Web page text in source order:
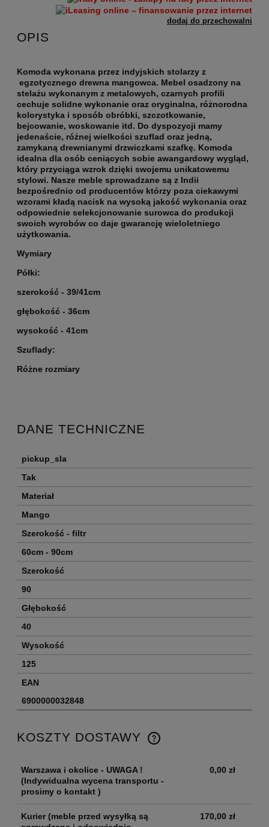
dodaj do przechowalni
OPIS
Komoda wykonana przez indyjskich stolarzy z
egzotycznego drewna mangowca. Mebel osadzony na
stelażu wykonanym z metalowych, czarnych profili
cechuje solidne wykonanie oraz oryginalna, różnorodna
kolorystyka i sposób obróbki, szczotkowanie,
bejcowanie, woskowanie itd. Do dyspozycji mamy
jedenaście, różnej wielkości szuflad oraz jedną,
zamykaną drewnianymi drzwiczkami szafkę. Komoda
idealna dla osób ceniących sobie awangardowy wygląd,
który przyciąga wzrok dzięki swojemu unikatowemu
stylowi. Nasze meble sprowadzane są z Indii
bezpośrednio od producentów którzy poza ciekawymi
wzorami kładą nacisk na wysoką jakość wykonania oraz
odpowiednie selekcjonowanie surowca do produkcji
swoich wyrobów co daje gwarancję wieloletniego
użytkowania.
Wymiary
Półki:
szerokość - 39/41cm
głębokość - 36cm
wysokość - 41cm
Szuflady:
Różne rozmiary
DANE TECHNICZNE
pickup_sla
Tak
Materiał
Mango
Szerokość - filtr
60cm - 90cm
Szerokość
90
Głębokość
40
Wysokość
125
EAN
6900000032848
KOSZTY DOSTAWY
Warszawa i okolice - UWAGA !
(Indywidualna wycena transportu -
prosimy o kontakt )
0,00 zł
Kurier(meble przed wysyłką są
170,00 zł